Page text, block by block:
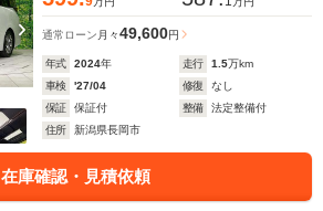
通常ローン 月々49,600円
年式 2024年 走行 1.5万km
車検
'27/04 修復
なし
保証
保証付 整備
法定整備付
住所
新潟県長岡市
在庫確認・見積依頼